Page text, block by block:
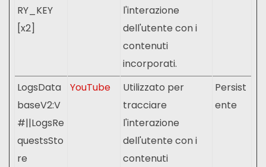
RY_KEY
[x2]
l'interazione
dell'utente con i
contenuti
incorporati.
LogsData
baseV2:V
#||LogsRe
questsSto
re
YouTube
Utilizzato per
tracciare
l'interazione
dell'utente con i
contenuti
Persist
ente